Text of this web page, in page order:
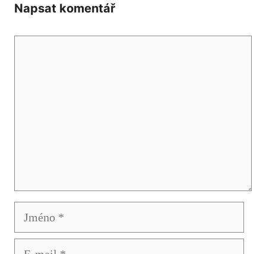
Napsat komentář
Jméno